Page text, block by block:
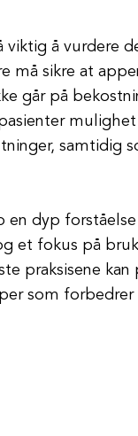
viktig å vurdere
må sikre at
går på
mulighet
samtidig
dyp forståelse
et fokus på
praksisene kan
som